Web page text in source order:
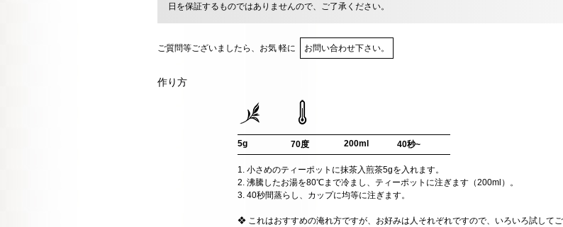
日を保証するものではありませんので、ご了承ください。
ご質問等ございましたら、お気 軽に お問い合わせ下さい。
作り方
5g 70度 200ml 40秒~
1. 小さめのティーポットに抹茶入煎茶5gを入れます。
2. 沸騰したお湯を80℃まで冷まし、ティーポットに注ぎます（200ml）。
3. 40秒間蒸らし、カップに均等に注ぎます。
❖ これはおすすめの淹れ方ですが、お好みは人それぞれですので、いろいろ試して